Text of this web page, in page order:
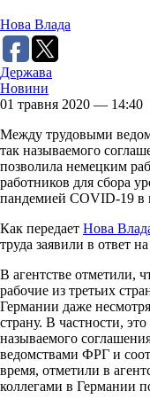
Нова Влада
Держава
Новини
01 травня 2020 — 14:40
Между трудовыми
так называемого
позволила немецким
работников для сбора
пандемией COVID-19 в
Как передает Нова
труда заявили в ответ
В агентстве отметили,
рабочие из третьих
Германии даже
страну. В частности,
называемого
ведомствами ФРГ и
время, отметили в
коллегами в Германии